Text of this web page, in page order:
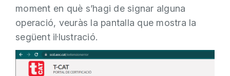
moment en què s’hagi de signar alguna
operació, veuràs la pantalla que mostra la
següent il·lustració.